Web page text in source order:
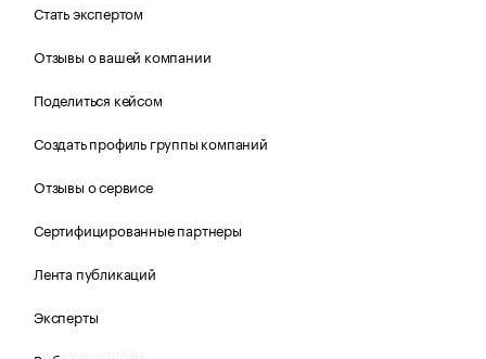
Стать экспертом
Отзывы о вашей компании
Поделиться кейсом
Создать профиль группы компаний
Отзывы о сервисе
Сертифицированные партнеры
Лента публикаций
Эксперты